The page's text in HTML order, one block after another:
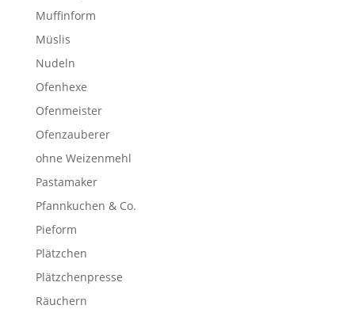
Muffinform
Müslis
Nudeln
Ofenhexe
Ofenmeister
Ofenzauberer
ohne Weizenmehl
Pastamaker
Pfannkuchen & Co.
Pieform
Plätzchen
Plätzchenpresse
Räuchern